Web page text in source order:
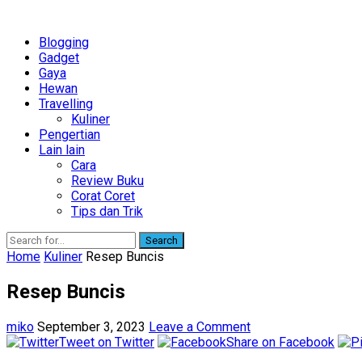
Blogging
Gadget
Gaya
Hewan
Travelling
Kuliner
Pengertian
Lain lain
Cara
Review Buku
Corat Coret
Tips dan Trik
Search
Home Kuliner Resep Buncis
Resep Buncis
miko September 3, 2023 Leave a Comment
Tweet on Twitter
Share on Facebook